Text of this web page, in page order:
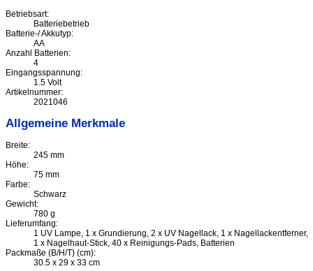
Betriebsart:
Batteriebetrieb
Batterie-/ Akkutyp:
AA
Anzahl Batterien:
4
Eingangsspannung:
1.5 Volt
Artikelnummer:
2021046
Allgemeine Merkmale
Breite:
245 mm
Höhe:
75 mm
Farbe:
Schwarz
Gewicht:
780 g
Lieferumfang:
1 UV Lampe, 1 x Grundierung, 2 x UV Nagellack, 1 x Nagellackentferner,
1 x Nagelhaut-Stick, 40 x Reinigungs-Pads, Batterien
Packmaße (B/H/T) (cm):
30.5 x 29 x 33 cm